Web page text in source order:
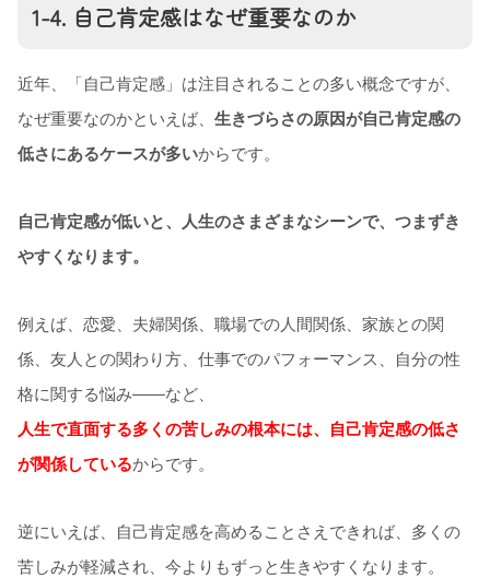
1-4. 自己肯定感はなぜ重要なのか
近年、「自己肯定感」は注目されることの多い概念ですが、
なぜ重要なのかといえば、 生きづらさの原因が自己肯定感の
低さにあるケースが多いからです。
自己肯定感が低いと、人生のさまざまなシーンで、つまずき
やすくなります。
例えば、恋愛、夫婦関係、職場での人間関係、家族との関
係、友人との関わり方、仕事でのパフォーマンス、自分の性
格に関する悩み——など、
人生で直面する多くの苦しみの根本には、自己肯定感の低さ
が関係しているからです。
逆にいえば、自己肯定感を高めることさえできれば、多くの
苦しみが軽減され、今よりもずっと生きやすくなります。